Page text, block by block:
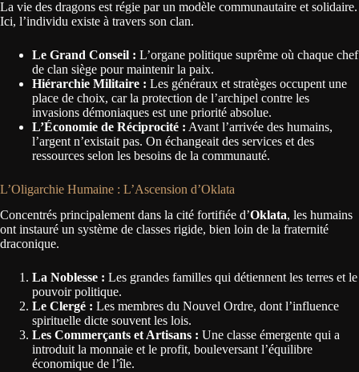
La vie des dragons est régie par un modèle communautaire et solidaire.
Ici, l’individu existe à travers son clan.
Le Grand Conseil : L’organe politique suprême où chaque chef
de clan siège pour maintenir la paix.
Hiérarchie Militaire : Les généraux et stratèges occupent une
place de choix, car la protection de l’archipel contre les
invasions démoniaques est une priorité absolue.
L’Économie de Réciprocité : Avant l’arrivée des humains,
l’argent n’existait pas. On échangeait des services et des
ressources selon les besoins de la communauté.
L’Oligarchie Humaine : L’Ascension d’Oklata
Concentrés principalement dans la cité fortifiée d’Oklata, les humains
ont instauré un système de classes rigide, bien loin de la fraternité
draconique.
La Noblesse : Les grandes familles qui détiennent les terres et le
pouvoir politique.
Le Clergé : Les membres du Nouvel Ordre, dont l’influence
spirituelle dicte souvent les lois.
Les Commerçants et Artisans : Une classe émergente qui a
introduit la monnaie et le profit, bouleversant l’équilibre
économique de l’île.